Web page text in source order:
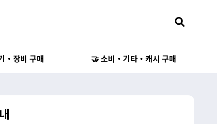
・장비 구매 🤝 소비・기타・캐시 구매